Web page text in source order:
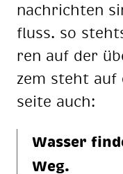
nach­rich­ten
fluss. so
ren auf der
zem steht auf
sei­te auch:
Was­ser
Weg.